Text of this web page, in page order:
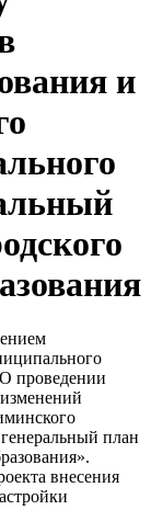
и
проведении
план
внесения